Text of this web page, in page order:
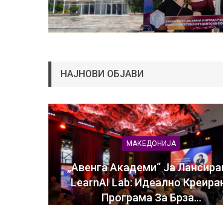
НАЈНОВИ ОБЈАВИ
МАКЕДОНИЈА
„Авенга Академи“ Ја
LearnAI Lab: Идеално
Програма За Брза…